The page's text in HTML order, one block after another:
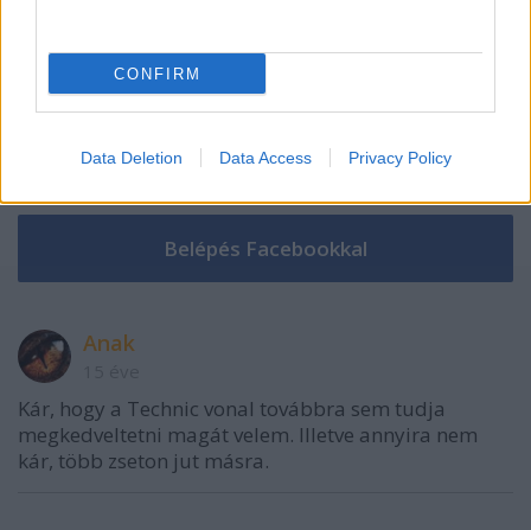
CONFIRM
Data Deletion Data Access Privacy Policy
Anak
Kár, hogy a Technic vonal továbbra sem tudja
megkedveltetni magát velem. Illetve annyira nem
kár, több zseton jut másra.